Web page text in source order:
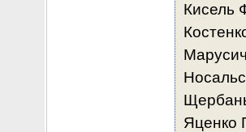
Кисель
Носа
Щербан
Яценко